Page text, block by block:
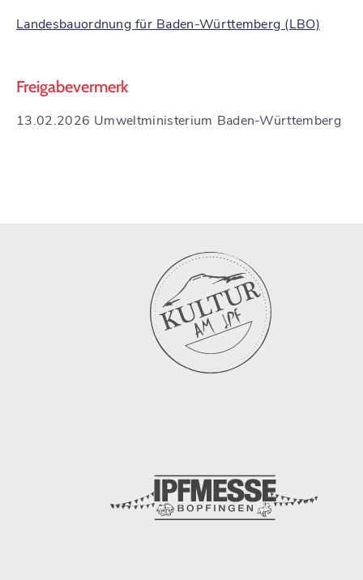
Landesbauordnung für Baden-Württemberg (LBO)
Freigabevermerk
13.02.2026 Umweltministerium Baden-Württemberg